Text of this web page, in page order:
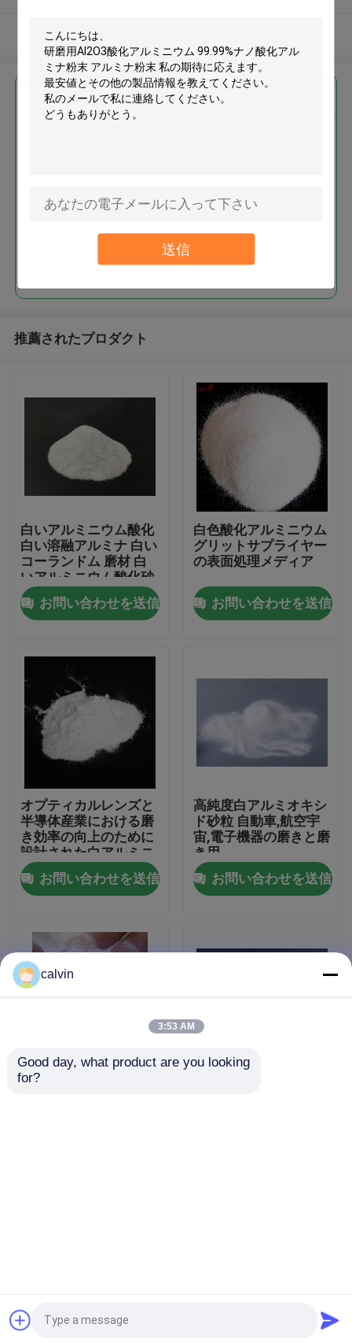
送信
ホーム
製品
会社案内
品質管理
見積依頼
陶磁器の発破媒体
陶磁器のビードの発破
陶磁器の発破研摩剤
ジルコニウム ケイ酸塩の球
ジルコニアの粉砕媒体
カーボランダムの炭化ケイ素
最高の価格で
推薦されたプロダクト
白いアルミニウム酸化
白い溶融アルミナ 白い
コーランドム 磨材 白
いアルミニウム酸化砂
お問い合わせを送信
白色酸化アルミニウム
グリットサプライヤー
の表面処理メディア
お問い合わせを送信
オプティカルレンズと
半導体産業における磨
き効率の向上のために
設計された白アルミニ
ウム酸化粉末
お問い合わせを送信
高純度白アルミオキシ
ド砂粒 自動車,航空宇
宙,電子機器の磨きと磨
き用
お問い合わせを送信
550 °C沸点 白色溶融ア
China Changsha Fine-Tech Ceramic Co., Ltd.. All
calvin
3:53 AM
Good day, what product are you looking
for?